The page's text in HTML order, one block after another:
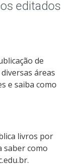
Humanos
editados
de
áreas
e saiba como
livros por
saber como